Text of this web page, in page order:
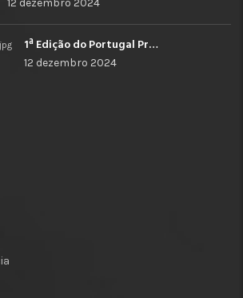
12 dezembro 2024
1ª Edição do Portugal Print
12 dezembro 2024